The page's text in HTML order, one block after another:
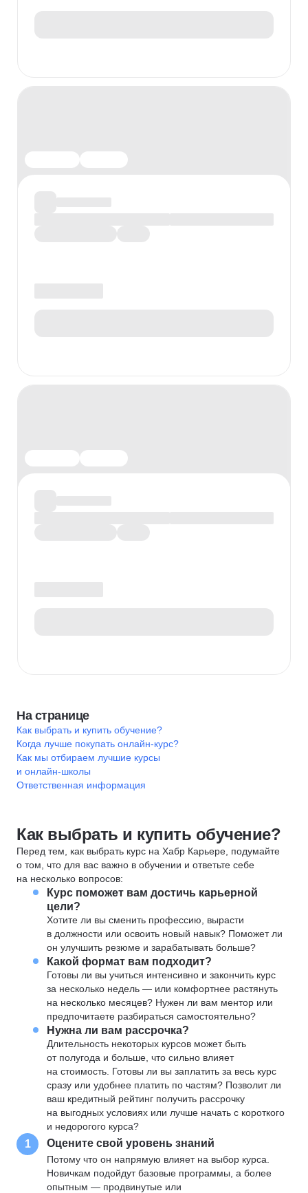
На странице
Как выбрать и купить обучение?
Когда лучше покупать онлайн-курс?
Как мы отбираем лучшие курсы
и онлайн-школы
Ответственная информация
Как выбрать и купить обучение?
Перед тем, как выбрать курс на Хабр Карьере, подумайте
о том, что для вас важно в обучении и ответьте себе
на несколько вопросов:
Курс поможет вам достичь карьерной
цели?
Хотите ли вы сменить профессию, вырасти
в должности или освоить новый навык? Поможет ли
он улучшить резюме и зарабатывать больше?
Какой формат вам подходит?
Готовы ли вы учиться интенсивно и закончить курс
за несколько недель — или комфортнее растянуть
на несколько месяцев? Нужен ли вам ментор или
предпочитаете разбираться самостоятельно?
Нужна ли вам рассрочка?
Длительность некоторых курсов может быть
от полугода и больше, что сильно влияет
на стоимость. Готовы ли вы заплатить за весь курс
сразу или удобнее платить по частям? Позволит ли
ваш кредитный рейтинг получить рассрочку
на выгодных условиях или лучше начать с короткого
и недорогого курса?
1 Оцените свой уровень знаний
Потому что он напрямую влияет на выбор курса.
Новичкам подойдут базовые программы, а более
опытным — продвинутые или